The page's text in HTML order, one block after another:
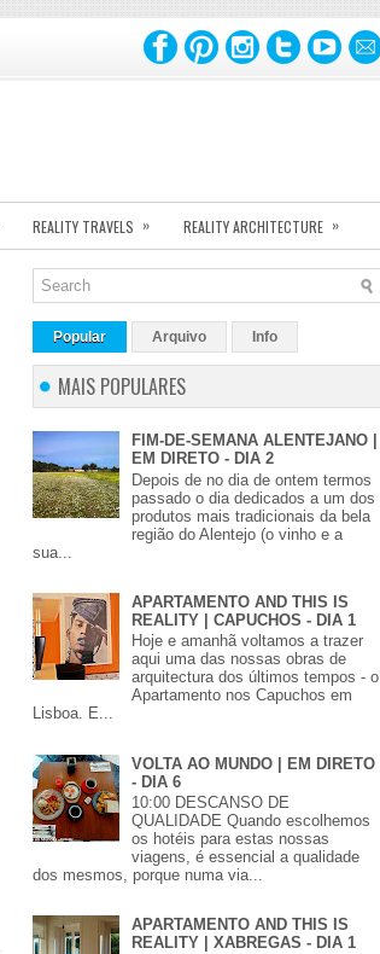
REALITY TRAVELS » REALITY ARCHITECTURE »
Popular Arquivo Info
MAIS POPULARES
FIM-DE-SEMANA ALENTEJANO |
EM DIRETO - DIA 2
Depois de no dia de ontem termos
passado o dia dedicados a um dos
produtos mais tradicionais da bela
região do Alentejo (o vinho e a
sua...
APARTAMENTO AND THIS IS
REALITY | CAPUCHOS - DIA 1
Hoje e amanhã voltamos a trazer
aqui uma das nossas obras de
arquitectura dos últimos tempos - o
Apartamento nos Capuchos em
Lisboa. E...
VOLTA AO MUNDO | EM DIRETO
- DIA 6
10:00 DESCANSO DE
QUALIDADE Quando escolhemos
os hotéis para estas nossas
viagens, é essencial a qualidade
dos mesmos, porque numa via...
APARTAMENTO AND THIS IS
REALITY | XABREGAS - DIA 1